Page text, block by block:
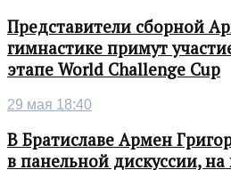
Представители сборной
гимнастике примут
этапе World Challenge Cup
29 мая 18:40
В Братиславе Армен
в панельной дискуссии,